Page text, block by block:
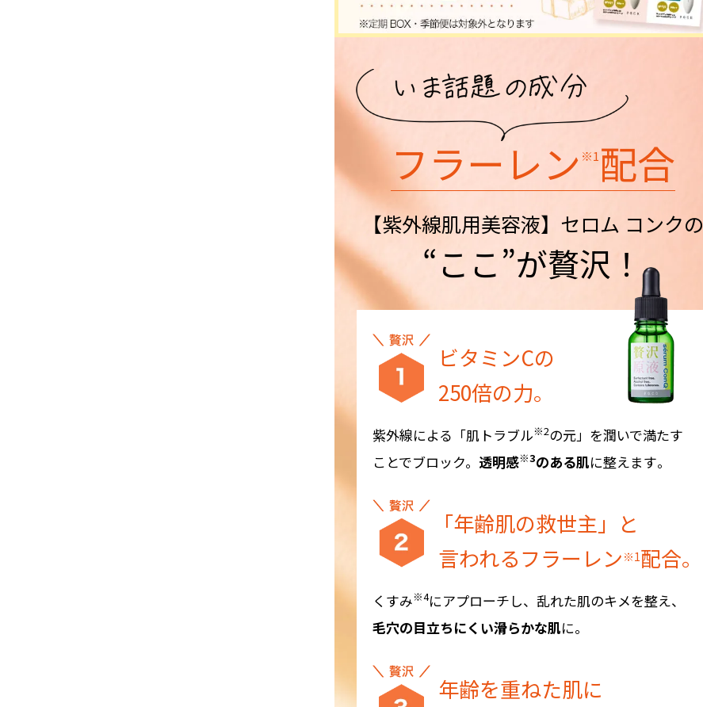
フラーレン ※1 配合
【紫外線肌用美容液】セロム コンクの
“ここ”が贅沢！
ビタミンCの
250倍の力。
紫外線による「肌トラブル※2の元」を潤いで満たす
ことでブロック。 透明感※3のある肌に整えます
「年齢肌の救世主」と
言われるフラーレン ※1配合
くすみ※4にアプローチし、乱れた肌のキメを整え、
毛穴の目立ちにくい滑らかな肌に。
年齢を重ねた肌に